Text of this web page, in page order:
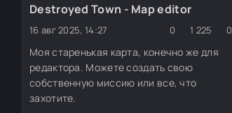
Destroyed Town - Map editor
16 авг 2025, 14:27 0 1 225 0
Моя старенькая карта, конечно же для
редактора. Можете создать свою
собственную миссию или все, что
захотите.